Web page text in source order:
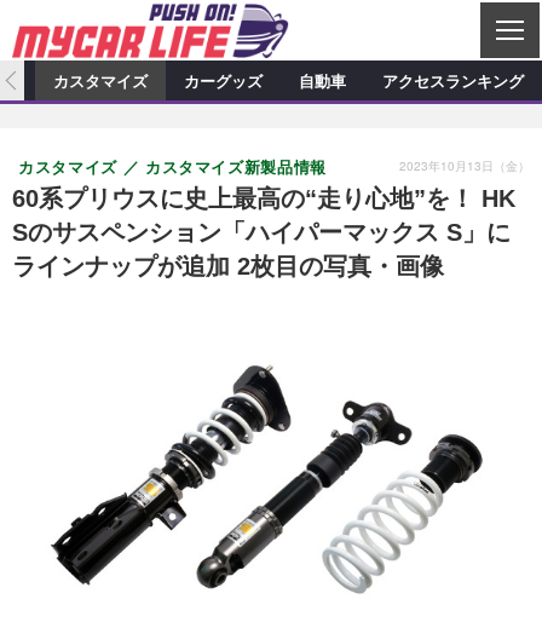
C
L
S
カーオーディオ
プロショップ検索 ショップ訪問記
カーオーディオニュース デモカー製作記
その他
カスタマイズ特集記事 カスタマイズ新製品情報
カスタマイズニュース
カーグッズ
カーグッズ特集記事 カーグッズ新製品情報
カーグッズニュース
自動車
カスタマイズ カーグッズ 自動車 アクセスランキング
60系プリウスに史上最高の“走り心地”を！ HK
Sのサスペンション「ハイパーマックス S」に
ラインナップが追加 2枚目の写真・画像
カスタマイズ カスタマイズ新製品情報 2023年10月13日（金）